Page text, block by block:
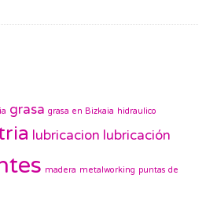
grasa grasa en Bizkaia hidraulico
lubricacion lubricación
madera metalworking puntas de